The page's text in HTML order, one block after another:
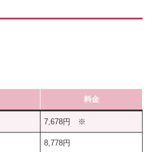
料金
7,678円 ※
8,778円